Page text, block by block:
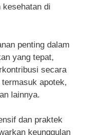
di
penting dalam
yang tepat,
secara
apotek,
lainnya.
dan praktek
keunggulan